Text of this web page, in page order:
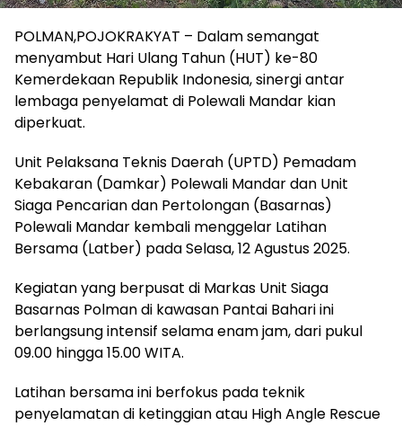
POLMAN,POJOKRAKYAT – Dalam semangat
menyambut Hari Ulang Tahun (HUT) ke-80
Kemerdekaan Republik Indonesia, sinergi antar
lembaga penyelamat di Polewali Mandar kian
diperkuat.
Unit Pelaksana Teknis Daerah (UPTD) Pemadam
Kebakaran (Damkar) Polewali Mandar dan Unit
Siaga Pencarian dan Pertolongan (Basarnas)
Polewali Mandar kembali menggelar Latihan
Bersama (Latber) pada Selasa, 12 Agustus 2025.
Kegiatan yang berpusat di Markas Unit Siaga
Basarnas Polman di kawasan Pantai Bahari ini
berlangsung intensif selama enam jam, dari pukul
09.00 hingga 15.00 WITA.
Latihan bersama ini berfokus pada teknik
penyelamatan di ketinggian atau High Angle Rescue